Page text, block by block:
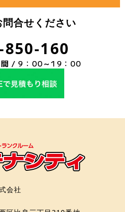
合せください
850-160
間 / 9：00～19：00
会社